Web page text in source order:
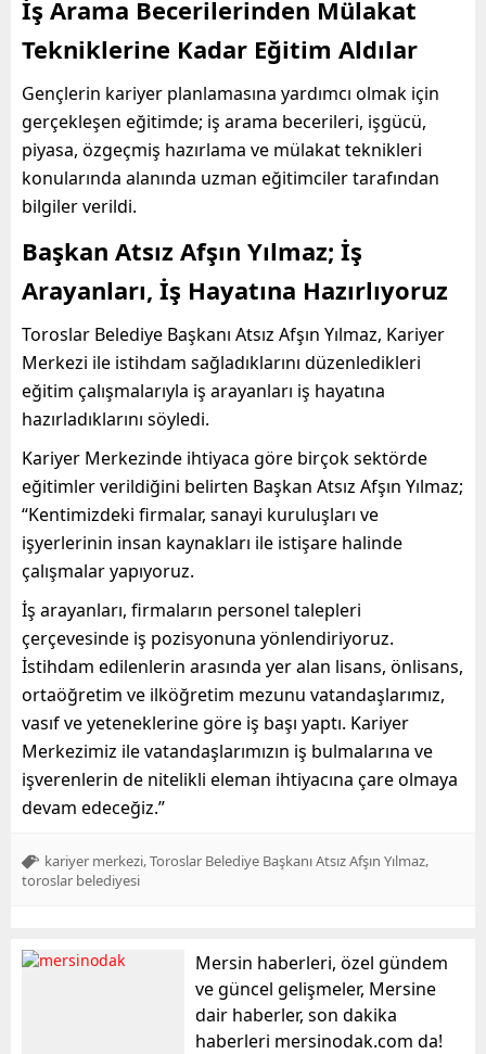
İş Arama Becerilerinden Mülakat
Tekniklerine Kadar Eğitim Aldılar
Gençlerin kariyer planlamasına yardımcı olmak için
gerçekleşen eğitimde; iş arama becerileri, işgücü,
piyasa, özgeçmiş hazırlama ve mülakat teknikleri
konularında alanında uzman eğitimciler tarafından
bilgiler verildi.
Başkan Atsız Afşın Yılmaz; İş
Arayanları, İş Hayatına Hazırlıyoruz
Toroslar Belediye Başkanı Atsız Afşın Yılmaz, Kariyer
Merkezi ile istihdam sağladıklarını düzenledikleri
eğitim çalışmalarıyla iş arayanları iş hayatına
hazırladıklarını söyledi.
Kariyer Merkezinde ihtiyaca göre birçok sektörde
eğitimler verildiğini belirten Başkan Atsız Afşın Yılmaz;
“Kentimizdeki firmalar, sanayi kuruluşları ve
işyerlerinin insan kaynakları ile istişare halinde
çalışmalar yapıyoruz.
İş arayanları, firmaların personel talepleri
çerçevesinde iş pozisyonuna yönlendiriyoruz.
İstihdam edilenlerin arasında yer alan lisans, önlisans,
ortaöğretim ve ilköğretim mezunu vatandaşlarımız,
vasıf ve yeteneklerine göre iş başı yaptı. Kariyer
Merkezimiz ile vatandaşlarımızın iş bulmalarına ve
işverenlerin de nitelikli eleman ihtiyacına çare olmaya
devam edeceğiz.”
kariyer merkezi Toroslar Belediye Başkanı Atsız Afşın Yılmaz
toroslar belediyesi
Mersin haberleri, özel gündem
ve güncel gelişmeler, Mersine
dair haberler, son dakika
haberleri mersinodak.com da!